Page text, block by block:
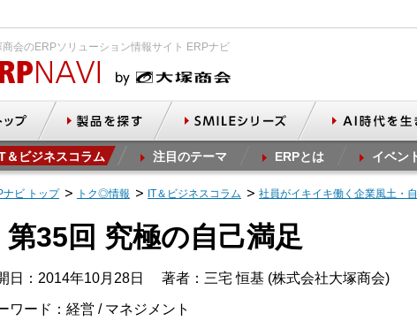
商会のERPソリューション情報サイト ERPナビ
＆ビジネスコラム 注目のテーマ ERPとは イベン
ナビ トップ トク◎情報 IT＆ビジネスコラム 社員がイキイキ働く企業風土・
第35回 究極の自己満足
日：2014年10月28日 著者：三宅 恒基 (株式会社大塚商会)
ワード：経営 / マネジメント